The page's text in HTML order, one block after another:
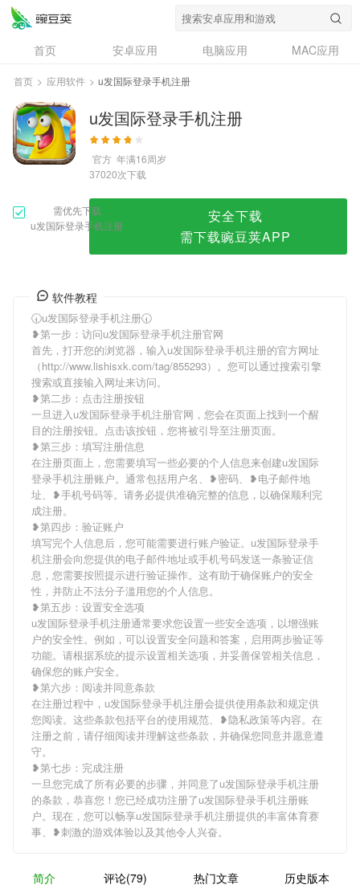
u发国际登录手机注册
首页 安卓应用 电脑应用
MAC应用
资讯
专题
问答
首页 > 应用软件 > u发国际登录手机注册
u发国际登录手机注册
官方 年满16周岁
37020次下载
需优先下载
u发国际登录手机注册
安全下载
需下载豌豆荚APP
软件教程
🕢u发国际登录手机注册🕢
❥第一步：访问u发国际登录手机注册官网
首先，打开您的浏览器，输入u发国际登录手机注册的官方网址
（http://www.lishisxk.com/tag/855293）。您可以通过搜索引擎
搜索或直接输入网址来访问。
❥第二步：点击注册按钮
一旦进入u发国际登录手机注册官网，您会在页面上找到一个醒
目的注册按钮。点击该按钮，您将被引导至注册页面。
❥第三步：填写注册信息
在注册页面上，您需要填写一些必要的个人信息来创建u发国际
登录手机注册账户。通常包括用户名、❥密码、❥电子邮件地
址、❥手机号码等。请务必提供准确完整的信息，以确保顺利完
成注册。
❥第四步：验证账户
填写完个人信息后，您可能需要进行账户验证。u发国际登录手
机注册会向您提供的电子邮件地址或手机号码发送一条验证信
息，您需要按照提示进行验证操作。这有助于确保账户的安全
性，并防止不法分子滥用您的个人信息。
❥第五步：设置安全选项
u发国际登录手机注册通常要求您设置一些安全选项，以增强账
户的安全性。例如，可以设置安全问题和答案，启用两步验证等
功能。请根据系统的提示设置相关选项，并妥善保管相关信息，
确保您的账户安全。
❥第六步：阅读并同意条款
在注册过程中，u发国际登录手机注册会提供使用条款和规定供
您阅读。这些条款包括平台的使用规范、❥隐私政策等内容。在
注册之前，请仔细阅读并理解这些条款，并确保您同意并愿意遵
守。
❥第七步：完成注册
一旦您完成了所有必要的步骤，并同意了u发国际登录手机注册
的条款，恭喜您！您已经成功注册了u发国际登录手机注册账
户。现在，您可以畅享u发国际登录手机注册提供的丰富体育赛
事、❥刺激的游戏体验以及其他令人兴奋。
简介 评论(79) 热门文章 历史版本